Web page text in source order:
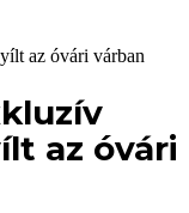
az óvári várban
az óvári